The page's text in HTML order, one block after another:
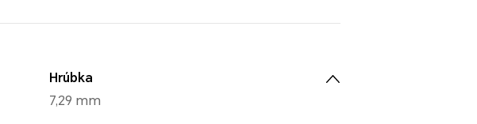
Hrúbka
7,29 mm